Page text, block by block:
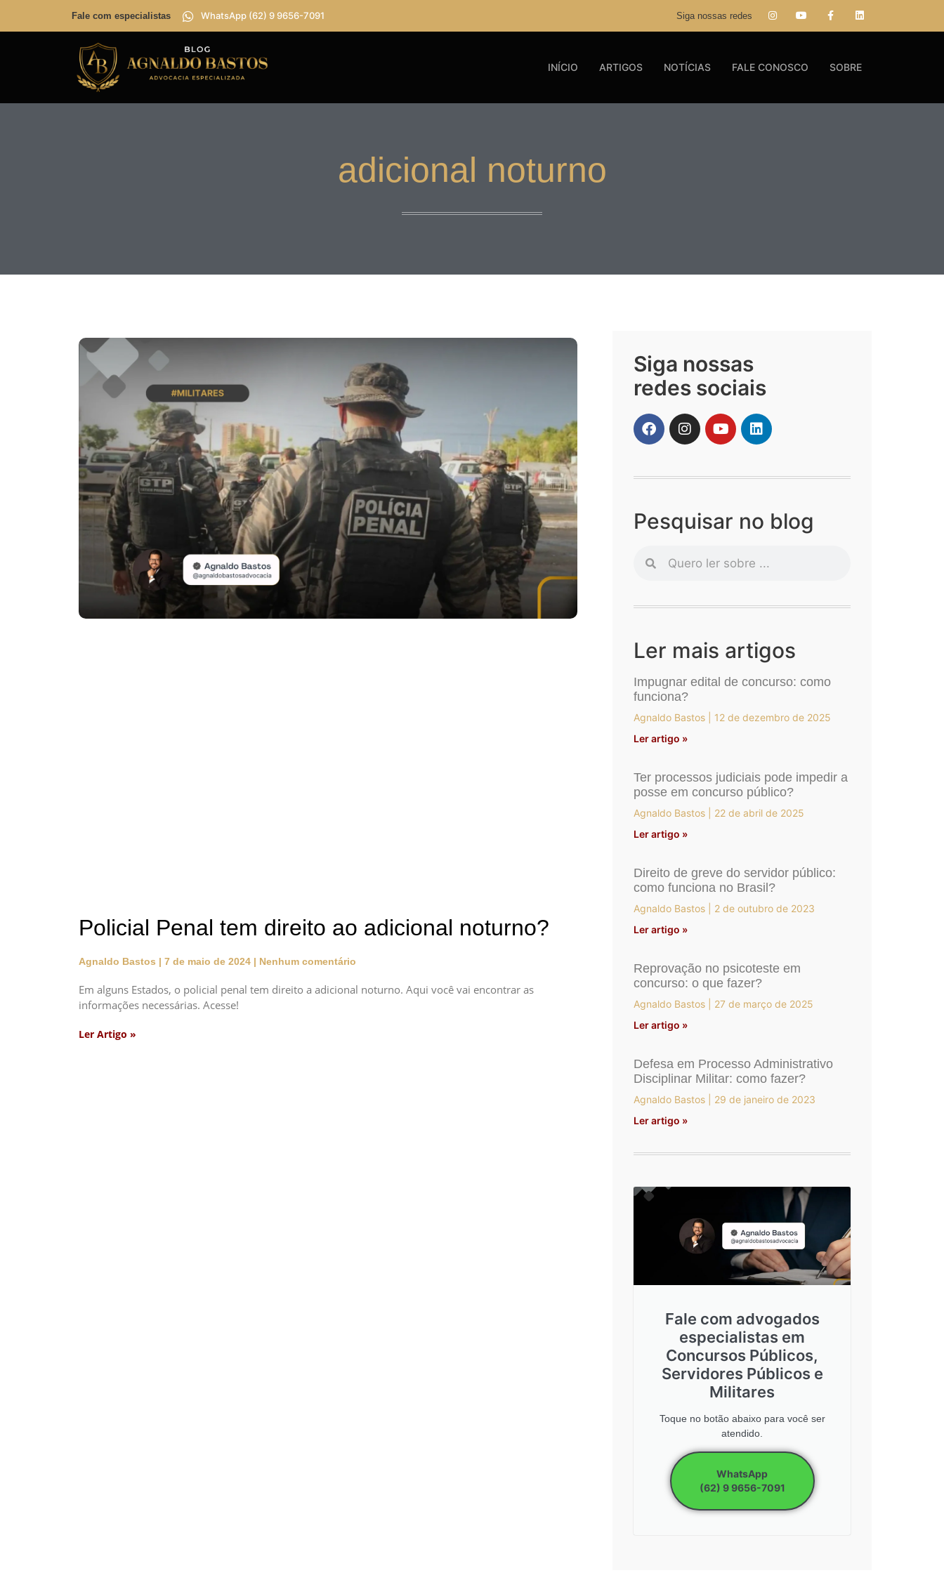
Fale com especialistas WhatsApp (62) 9 9656-7091 Siga nossas redes
INÍCIO ARTIGOS NOTÍCIAS FALE CONOSCO SOBRE
adicional noturno
Policial Penal tem direito ao adicional noturno?
Agnaldo Bastos 7 de maio de 2024 Nenhum comentário
Em alguns Estados, o policial penal tem direito a adicional noturno. Aqui você vai encontrar as
informações necessárias. Acesse!
Ler Artigo »
Siga nossas
redes sociais
Pesquisar no blog
Ler mais artigos
Impugnar edital de concurso: como
funciona?
Agnaldo Bastos
12 de dezembro de 2025
Ler artigo »
Ter processos judiciais pode impedir a
posse em concurso público?
Agnaldo Bastos
22 de abril de 2025
Ler artigo »
Direito de greve do servidor público:
como funciona no Brasil?
Agnaldo Bastos
2 de outubro de 2023
Ler artigo »
Reprovação no psicoteste em
concurso: o que fazer?
Agnaldo Bastos
27 de março de 2025
Ler artigo »
Defesa em Processo Administrativo
Disciplinar Militar: como fazer?
Agnaldo Bastos
29 de janeiro de 2023
Ler artigo »
Fale com advogados
especialistas em
Concursos Públicos,
Servidores Públicos e
Militares
Toque no botão abaixo para você ser
atendido.
WhatsApp
(62) 9 9656-7091